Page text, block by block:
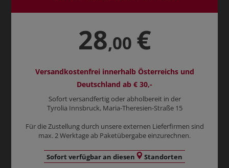
28,00 €
Versandkostenfrei innerhalb Österreichs und
Deutschland ab € 30,-
Sofort versandfertig oder abholbereit in der
Tyrolia Innsbruck, Maria-Theresien-Straße 15
Für die Zustellung durch unsere externen Lieferfirmen sind
max. 2 Werktage ab Paketübergabe einzurechnen.
Sofort verfügbar an diesen Standorten